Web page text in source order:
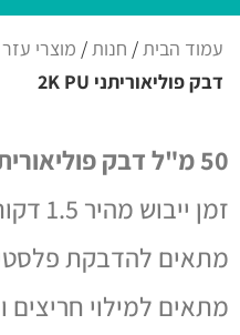
עמוד הבית/ חנות/ מוצרי עזר
דבק פוליאוריתני 2K PU
50 מ"ל דבק פוליאוריתני דו רכיבי 2K PU
זמן ייבוש מהיר 1.5 דקות
מתאים להדבקת
מתאים למילוי חריצים